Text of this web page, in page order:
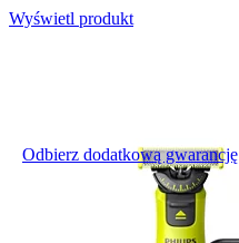
Wyświetl produkt
Odbierz dodatkową gwarancję